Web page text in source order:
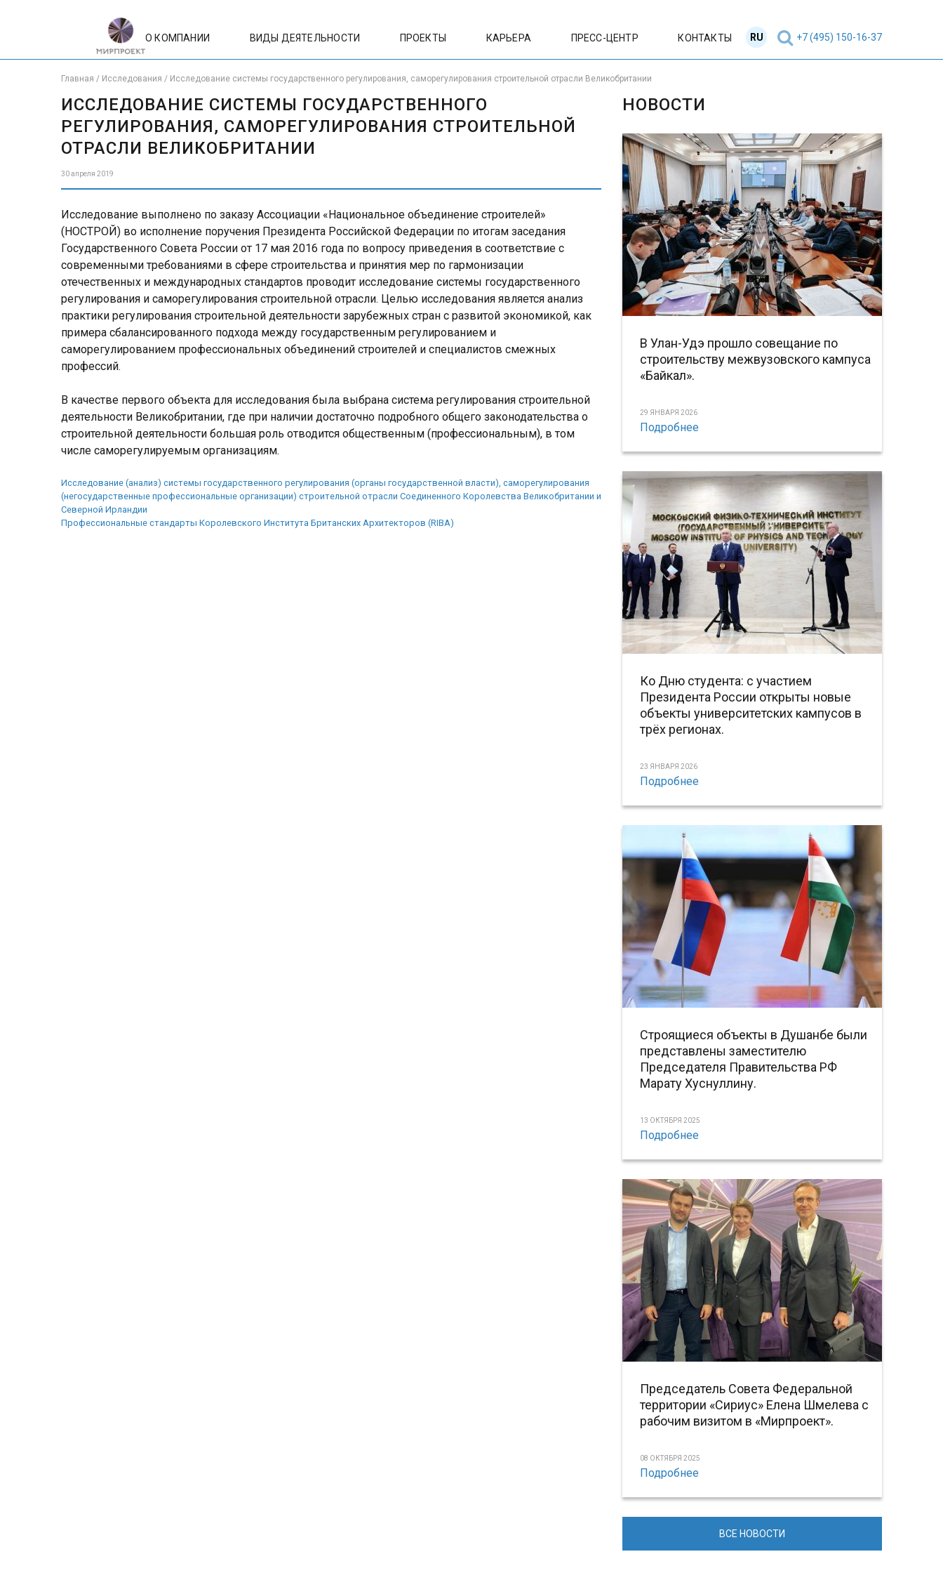
О КОМПАНИИ ВИДЫ ДЕЯТЕЛЬНОСТИ ПРОЕКТЫ КАРЬЕРА ПРЕСС-ЦЕНТР КОНТАКТЫ EN
RU +7 (495) 150-16-37
Главная / Исследования / Исследование системы государственного регулирования, саморегулирования строительной отрасли Великобритании
ИССЛЕДОВАНИЕ СИСТЕМЫ ГОСУДАРСТВЕННОГО
РЕГУЛИРОВАНИЯ, САМОРЕГУЛИРОВАНИЯ СТРОИТЕЛЬНОЙ
ОТРАСЛИ ВЕЛИКОБРИТАНИИ
30 апреля 2019
Исследование выполнено по заказу Ассоциации «Национальное объединение строителей»
(НОСТРОЙ) во исполнение поручения Президента Российской Федерации по итогам заседания
Государственного Совета России от 17 мая 2016 года по вопросу приведения в соответствие с
современными требованиями в сфере строительства и принятия мер по гармонизации
отечественных и международных стандартов проводит исследование системы государственного
регулирования и саморегулирования строительной отрасли. Целью исследования является анализ
практики регулирования строительной деятельности зарубежных стран с развитой экономикой, как
примера сбалансированного подхода между государственным регулированием и
саморегулированием профессиональных объединений строителей и специалистов смежных
профессий.
В качестве первого объекта для исследования была выбрана система регулирования строительной
деятельности Великобритании, где при наличии достаточно подробного общего законодательства о
строительной деятельности большая роль отводится общественным (профессиональным), в том
числе саморегулируемым организациям.
Исследование (анализ) системы государственного регулирования (органы государственной власти), саморегулирования
(негосударственные профессиональные организации) строительной отрасли Соединенного Королевства Великобритании и
Северной Ирландии
Профессиональные стандарты Королевского Института Британских Архитекторов (RIBA)
НОВОСТИ
В Улан-Удэ прошло совещание по
строительству межвузовского кампуса
«Байкал».
29 ЯНВАРЯ 2026
Подробнее
Ко Дню студента: с участием
Президента России открыты новые
объекты университетских кампусов в
трёх регионах.
23 ЯНВАРЯ 2026
Подробнее
Строящиеся объекты в Душанбе были
представлены заместителю
Председателя Правительства РФ
Марату Хуснуллину.
13 ОКТЯБРЯ 2025
Подробнее
Председатель Совета Федеральной
территории «Сириус» Елена Шмелева с
рабочим визитом в «Мирпроект».
08 ОКТЯБРЯ 2025
Подробнее
ВСЕ НОВОСТИ